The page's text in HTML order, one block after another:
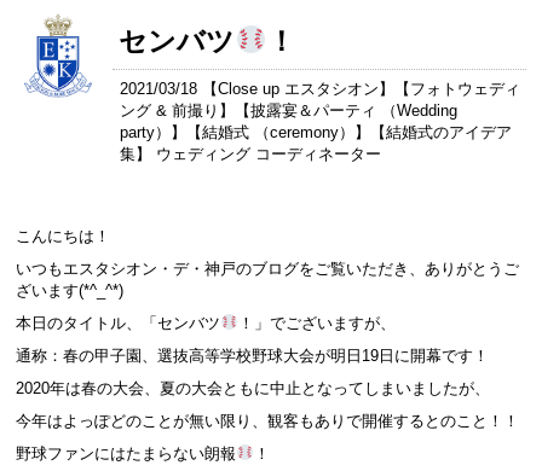
センバツ ！
2021/03/18 【Close up エスタシオン 】【 フォトウェディ
ング & 前撮り 】【披露宴＆パーティ （Wedding
party）
】【結婚式 （ceremony） 】【結婚式のアイデア
集】 ウェディング コーディネーター
こんにちは！
いつもエスタシオン・デ・神戸のブログをご覧いただき、ありがとうご
ざいます(*^_^*)
本日のタイトル、「センバツ
！」でございますが、
通称：春の甲子園、選抜高等学校野球大会が明日19日に開幕です！
2020年は春の大会、夏の大会ともに中止となってしまいましたが、
今年はよっぽどのことが無い限り、観客もありで開催するとのこと！！
野球ファンにはたまらない朗報
！